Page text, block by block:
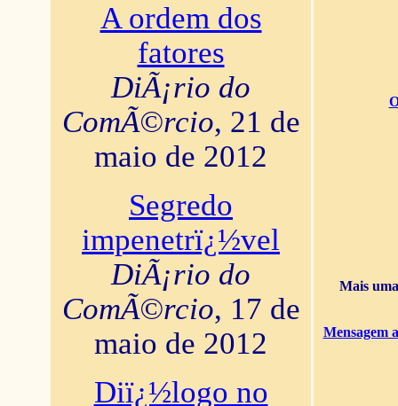
A ordem dos
fatores
DiÃ¡rio do
ComÃ©rcio, 21 de
maio de 2012
Segredo
impenetrï¿½vel
DiÃ¡rio do
ComÃ©rcio, 17 de
maio de 2012
Diï¿½logo no
Mais
Mensagem